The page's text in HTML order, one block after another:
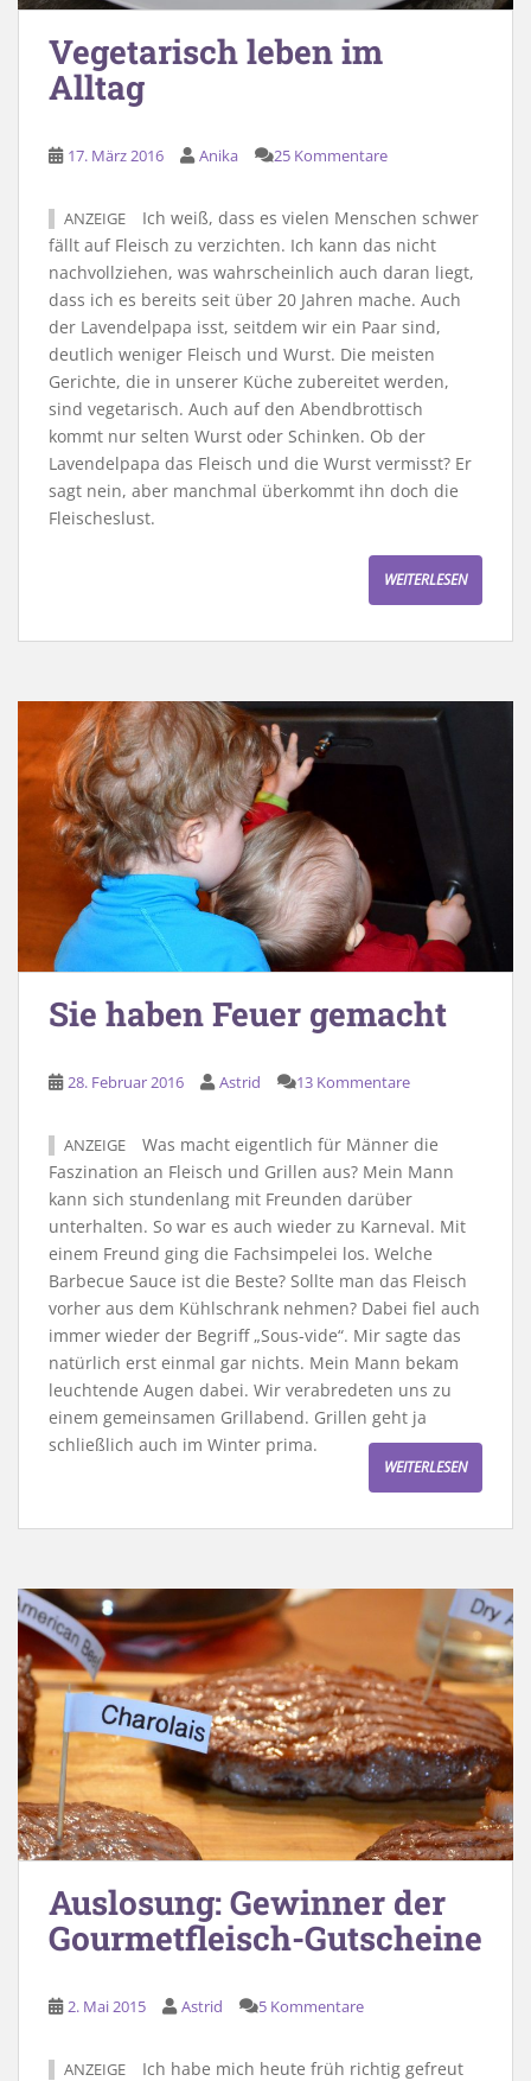
Vegetarisch leben im
Alltag
17. März 2016 Anika 25 Kommentare
ANZEIGE
Ich weiß, dass es vielen Menschen schwer
fällt auf Fleisch zu verzichten. Ich kann das nicht
nachvollziehen, was wahrscheinlich auch daran liegt,
dass ich es bereits seit über 20 Jahren mache. Auch
der Lavendelpapa isst, seitdem wir ein Paar sind,
deutlich weniger Fleisch und Wurst. Die meisten
Gerichte, die in unserer Küche zubereitet werden,
sind vegetarisch. Auch auf den Abendbrottisch
kommt nur selten Wurst oder Schinken. Ob der
Lavendelpapa das Fleisch und die Wurst vermisst? Er
sagt nein, aber manchmal überkommt ihn doch die
Fleischeslust.
WEITERLESEN
Sie haben Feuer gemacht
28. Februar 2016 Astrid 13 Kommentare
ANZEIGE
Was macht eigentlich für Männer die
Faszination an Fleisch und Grillen aus? Mein Mann
kann sich stundenlang mit Freunden darüber
unterhalten. So war es auch wieder zu Karneval. Mit
einem Freund ging die Fachsimpelei los. Welche
Barbecue Sauce ist die Beste? Sollte man das Fleisch
vorher aus dem Kühlschrank nehmen? Dabei fiel auch
immer wieder der Begriff „Sous-vide“. Mir sagte das
natürlich erst einmal gar nichts. Mein Mann bekam
leuchtende Augen dabei. Wir verabredeten uns zu
einem gemeinsamen Grillabend. Grillen geht ja
schließlich auch im Winter prima.
WEITERLESEN
Auslosung: Gewinner der
Gourmetfleisch-Gutscheine
2. Mai 2015 Astrid 5 Kommentare
ANZEIGE
Ich habe mich heute früh richtig gefreut